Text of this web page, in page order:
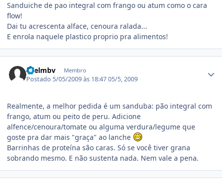
Sanduiche de pao integral com frango ou atum como o cara
flow!
Dai tu acrescenta alface, cenoura ralada...
E enrola naquele plastico proprio pra alimentos!
Faelmbv Membro
Postado 5/05/2009 às 18:4705/5, 2009
Realmente, a melhor pedida é um sanduba: pão integral com
frango, atum ou peito de peru. Adicione
alfence/cenoura/tomate ou alguma verdura/legume que
goste pra dar mais "graça" ao lanche
Barrinhas de proteína são caras. Só se você tiver grana
sobrando mesmo. E não sustenta nada. Nem vale a pena.